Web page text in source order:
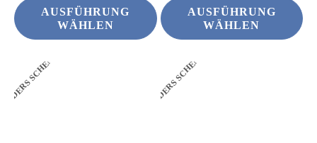
AUSFÜHRUNG
WÄHLEN
AUSFÜHRUNG
WÄHLEN
ANDERS SCHENKEN
Dieses
Produkt
ANDERS SCHENKEN
Dieses
Produkt